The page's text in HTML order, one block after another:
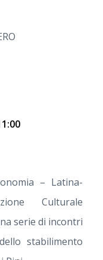
– Latina-
Culturale
serie di incontri
stabilimento